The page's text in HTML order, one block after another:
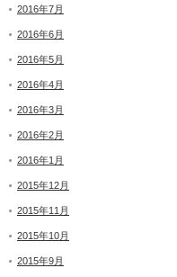
2016年7月
2016年6月
2016年5月
2016年4月
2016年3月
2016年2月
2016年1月
2015年12月
2015年11月
2015年10月
2015年9月